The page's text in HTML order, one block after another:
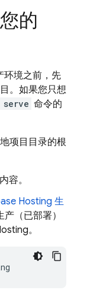
的
环境之前，先
。如果您只想
命令的
项目目录的根
容。
Hosting 生
（已部署）
。